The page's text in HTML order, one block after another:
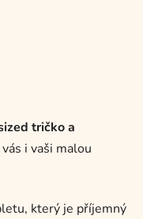
tričko a
i vaši malou
který je příjemný